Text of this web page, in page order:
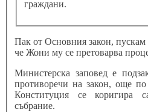
граждани.
Пак от Основния закон, пускам
че Жони му се претоварва
Министерска заповед е
противоречи на закон, още
Конституция се коригира
събрание.